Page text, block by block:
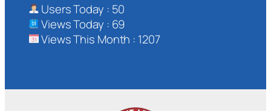
Users Today : 50
Views Today : 69
Views This Month : 1207